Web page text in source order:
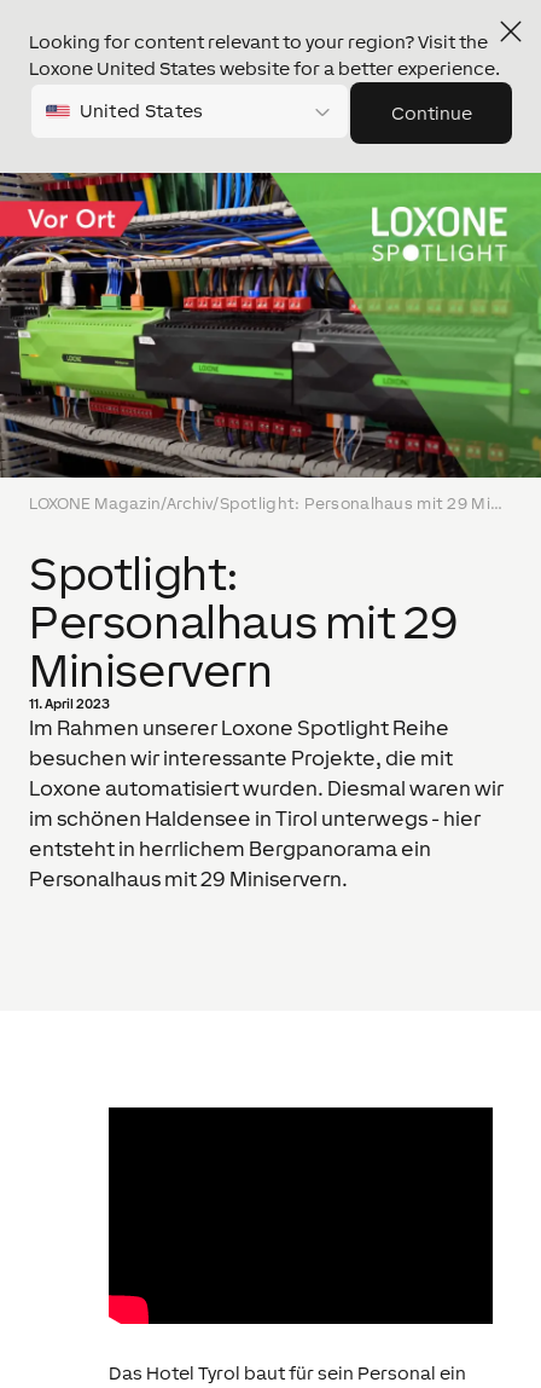
Looking for content relevant to your region? Visit the
Loxone United States website for a better experience.
United States Continue
LOXONE Magazin/Archiv/ Spotlight: Personalhaus mit 29 Miniservern
Spotlight:
Personalhaus mit 29
Miniservern
11. April 2023
Im Rahmen unserer Loxone Spotlight Reihe
besuchen wir interessante Projekte, die mit
Loxone automatisiert wurden. Diesmal waren wir
im schönen Haldensee in Tirol unterwegs - hier
entsteht in herrlichem Bergpanorama ein
Personalhaus mit 29 Miniservern.
Das Hotel Tyrol baut für sein Personal ein